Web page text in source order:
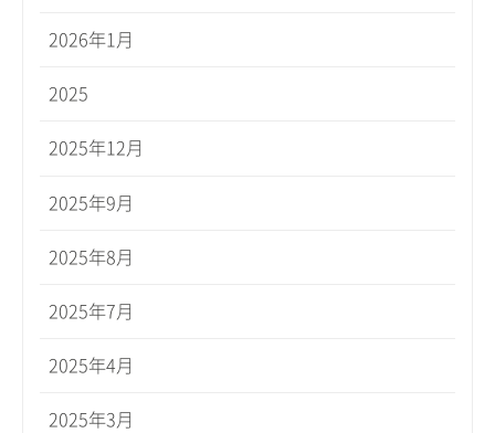
2026年1月
2025
2025年12月
2025年9月
2025年8月
2025年7月
2025年4月
2025年3月